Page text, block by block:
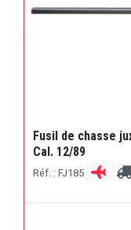
Fusil de chasse
Cal. 12/89
Réf. : FJ185